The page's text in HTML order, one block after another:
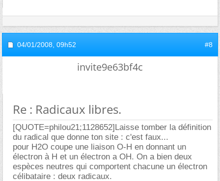
04/01/2008, 09h52 #8
invite9e63bf4c
Re : Radicaux libres.
[QUOTE=philou21;1128652]Laisse tomber la définition
du radical que donne ton site : c'est faux...
pour H2O coupe une liaison O-H en donnant un
électron à H et un électron a OH. On a bien deux
espèces neutres qui comportent chacune un électron
célibataire : deux radicaux.